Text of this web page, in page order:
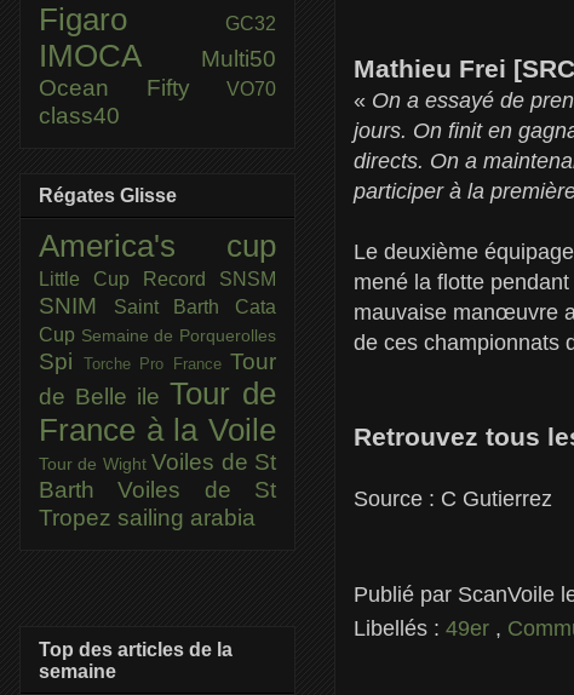
Mathieu Frei
« On a essayé de
jours. On finit en
directs. On a
participer à la
Le deuxième
mené la flotte
mauvaise manœuvre
de ces championnats
Retrouvez tous
Source : C Gutierrez
Publié par ScanVoile
Libellés : 49er ,
Figaro GC32
IMOCA
Multi50
Ocean Fifty
VO70
class40
Régates Glisse
America's cup
Little Cup Record SNSM
SNIM
Saint Barth Cata
Cup Semaine de Porquerolles
Spi Torche Pro France Tour
de Belle ile Tour de
France à la Voile
Tour de Wight Voiles de St
BarthVoiles de St
Tropez sailing arabia
Top des articles de la
semaine